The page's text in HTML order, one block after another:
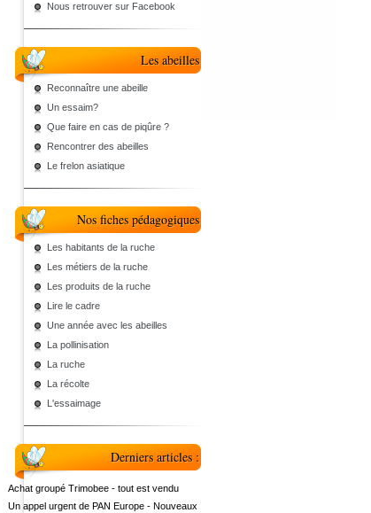
Nous retrouver sur Facebook
Les abeilles
Reconnaître une abeille
Un essaim?
Que faire en cas de piqûre ?
Rencontrer des abeilles
Le frelon asiatique
Nos fiches pédagogiques
Les habitants de la ruche
Les métiers de la ruche
Les produits de la ruche
Lire le cadre
Une année avec les abeilles
La pollinisation
La ruche
La récolte
L'essaimage
Derniers articles :
Achat groupé Trimobee - tout est vendu
Un appel urgent de PAN Europe - Nouveaux